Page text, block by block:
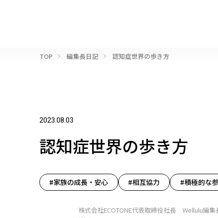
TOP 編集長日記 認知症世界の歩き方
2023.08.03
認知症世界の歩き方
#家族の成長・安心 #相互協力 #積極的な
株式会社ECOTONE代表取締役社長 Wellulu編集